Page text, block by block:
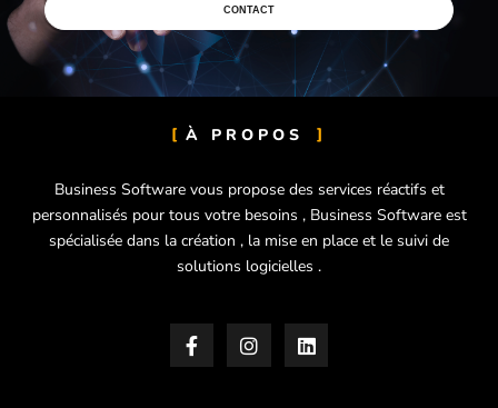
CONTACT
À PROPOS
Business Software vous propose des services réactifs et
personnalisés pour tous votre besoins , Business Software est
spécialisée dans la création , la mise en place et le suivi de
solutions logicielles .